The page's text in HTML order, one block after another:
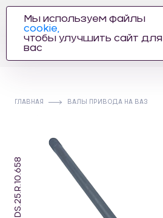
ГЛАВНАЯ ВАЛЫ ПРИВОДА НА ВАЗ
DS.25.R.10.658
Мы используем файлы
cookie,
чтобы улучшить сайт для
вас